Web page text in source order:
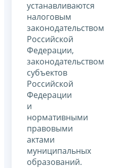
устанавливаются
налоговым
законодательством
Российской
Федерации,
законодательством
субъектов
Российской
Федерации
и
нормативными
правовыми
актами
муниципальных
образований.